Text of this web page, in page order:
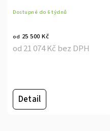
Dostupné do 6 týdnů
od 21 074 Kč bez DPH
od 25 500 Kč
Detail